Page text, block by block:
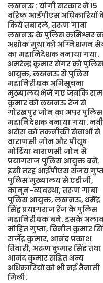
लखनऊ : योगी सरकार ने 15
वरिष्ठ आईपीएस अधिकारियों
किये तबादले, तरुण गाबा
लखनऊ के पुलिस कमिश्नर
अशोक मुथा को अग्निशमन
का महानिदेशक बनाया गया.
अमरेन्द्र कुमार सेंगर को पुलिस
आयुक्त, लखनऊ से पुलिस
महानिरीक्षक अभिसूचना
मुख्यालय भेजे गए जबकि राम
कुमार को लखनऊ रेंज से
गोरखपुर जोन का अपर पुलिस
महानिदेशक बनाया गया.
अरोरा को तकनीकी सेवाओं से
वाराणसी जोन और पीयूष
मोर्डिया वाराणसी जोन से
प्रयागराज पुलिस आयुक्त बने.
इसी तरह आईपीएस संजय
पुलिस मुख्यालय से एडीजी,
कानून-व्यवस्था, तरुण गाबा
पुलिस आयुक्त, लखनऊ, धर्मेंद्र
सिंह प्रयागराज रेंज के पुलिस
महानिरीक्षक बने. इसके
मोहित गुप्ता, विनीत कुमार
राजेंद्र कुमार, आनंद प्रकाश
तिवारी, अरुण कुमार सिंह तथा
आनंद कुमार सहित अन्य
अधिकारियों को भी नई तैनाती
मिली.